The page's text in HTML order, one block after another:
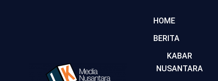
HOME
BERITA
KABAR
NUSANTARA